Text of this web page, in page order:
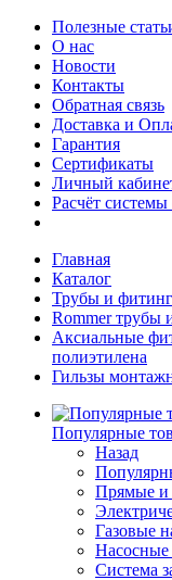
Полезные
О нас
Новости
Контакты
Обратная связь
Доставка и
Гарантия
Сертификаты
Личный
Расчёт
Главная
Каталог
Трубы и
Rommer трубы
Аксиальные
полиэтилена
Гильзы
Популярные
Назад
Прямые и
Газовые
Система